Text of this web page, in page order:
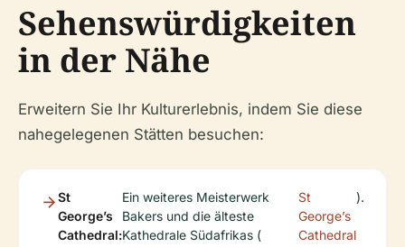
Sehenswürdigkeiten
in der Nähe
Erweitern Sie Ihr Kulturerlebnis, indem Sie diese
nahegelegenen Stätten besuchen:
St
George’s
Cathedral:
Ein weiteres Meisterwerk
Bakers und die älteste
Kathedrale Südafrikas (
St
George’s
Cathedral
).